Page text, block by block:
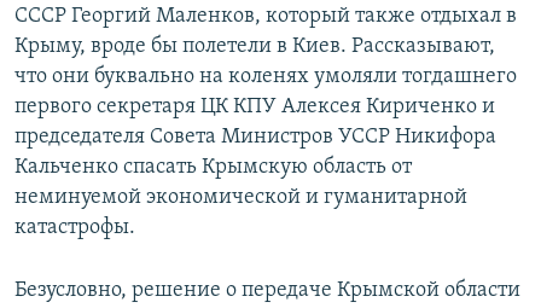
СССР Георгий Маленков, который также отдыхал в
Крыму, вроде бы полетели в Киев. Рассказывают,
что они буквально на коленях умоляли тогдашнего
первого секретаря ЦК КПУ Алексея Кириченко и
председателя Совета Министров УССР Никифора
Кальченко спасать Крымскую область от
неминуемой экономической и гуманитарной
катастрофы.
Безусловно, решение о передаче Крымской области